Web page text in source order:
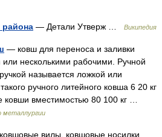
района — Детали Утверж … Википедия
— ковш для переноса и заливки
несколькими рабочими. Ручной
называется ложкой или
ручного литейного ковша 6 20 кг
ковши вместимостью 80 100 кг …
металлургии
вилы, ковшовые носилки